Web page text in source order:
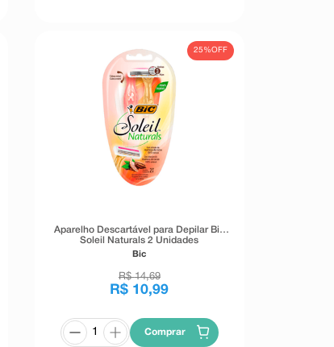
25%OFF
Aparelho Descartável para Depilar Bic
Soleil Naturals 2 Unidades
Bic
R$ 14,69
R$ 10,99
Comprar